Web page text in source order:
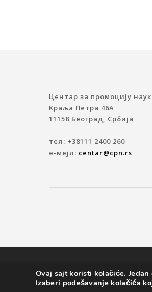
Центар за промоцију
Краља Петра 46A
11158 Београд, Србија
тел: +38111 2400 260
е-мејл: centar@cpn.rs
© 2019 ЦЕНТАР ЗА
Ovaj sajt koristi kolačiće.
Izaberi podešavanje kolačića